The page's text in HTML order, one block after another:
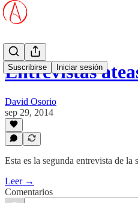
Suscribirse Iniciar sesión
Entrevistas
David Osorio
sep 29, 2014
Esta es la segunda entrevista de la
Leer →
Comentarios